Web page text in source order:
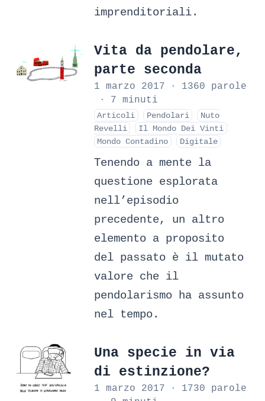
imprenditoriali.
Vita da pendolare,
parte seconda
1 marzo 2017 ·
1360 parole
·
7 minuti
Articoli Pendolari
Nuto
Revelli
Il Mondo Dei Vinti
Mondo Contadino
Digitale
Tenendo a mente la
questione esplorata
nell’episodio
precedente, un altro
elemento a proposito
del passato è il mutato
valore che il
pendolarismo ha assunto
nel tempo.
Una specie in via
di estinzione?
1 marzo 2017 ·
1730 parole